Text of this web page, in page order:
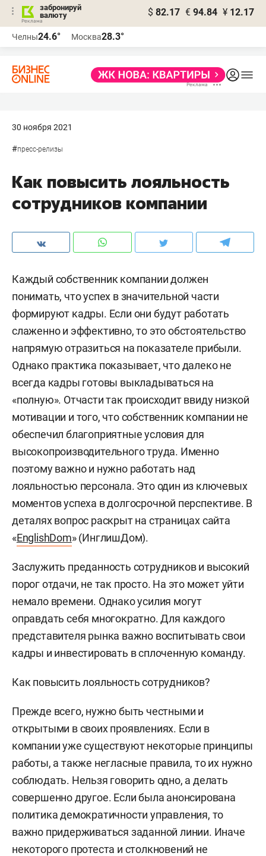
забронируй
валюту
$ 82.17 € 94.84 ¥ 12.17
Челны24.6° Москва28.3°
30 ноября 2021
#пресс-релизы
Как повысить лояльность
сотрудников компании
Каждый собственник компании должен
понимать, что успех в значительной части
формируют кадры. Если они будут работать
слаженно и эффективно, то это обстоятельство
напрямую отразиться на показателе прибыли.
Однако практика показывает, что далеко не
всегда кадры готовы выкладываться на
«полную». Отчасти так происходит ввиду низкой
мотивации и того, что собственник компании не
обеспечил благоприятные условия для
высокопроизводительного труда. Именно
поэтому важно и нужно работать над
лояльностью персонала. Это один из ключевых
моментов успеха в долгосрочной перспективе. В
деталях вопрос раскрыт на страницах сайта
«EnglishDom» (ИнглишДом).
Заслужить преданность сотрудников и высокий
порог отдачи, не так просто. На это может уйти
немало времени. Однако усилия могут
оправдать себя многократно. Для каждого
представителя рынка важно воспитывать свои
кадры и инвестировать в сплоченную команду.
Как повысить лояльность сотрудников?
Прежде всего, нужно быть честными и
открытыми в своих проявлениях. Если в
компании уже существуют некоторые принципы
работы, а также негласные правила, то их нужно
соблюдать. Нельзя говорить одно, а делать
совершенно другое. Если была анонсирована
политика демократичности управления, то
важно придерживаться заданной линии. Иначе
некоторого протеста и столкновений не